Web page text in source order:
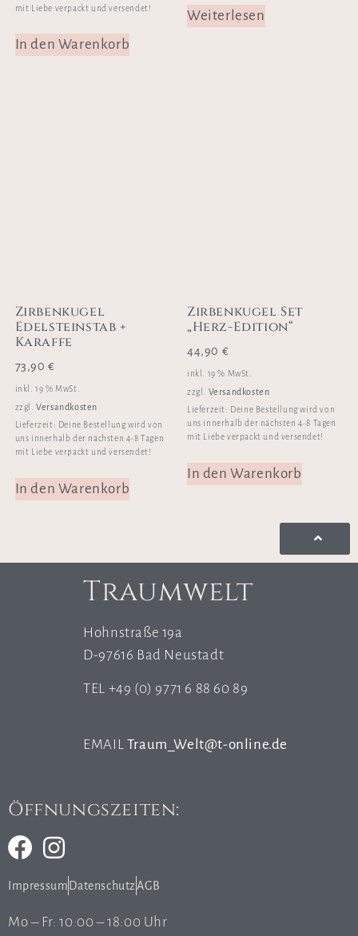
mit Liebe verpackt und versendet!
In den Warenkorb
Weiterlesen
Zirbenkugel
Edelsteinstab +
Karaffe
73,90€
inkl. 19 % MwSt.
zzgl.Versandkosten
Lieferzeit: Deine Bestellung wird von
uns innerhalb der nächsten 4-8 Tagen
mit Liebe verpackt und versendet!
In den Warenkorb
Zirbenkugel Set
„Herz-Edition“
44,90 €
inkl. 19 % MwSt.
zzgl. Versandkosten
Lieferzeit: Deine Bestellung wird von
uns innerhalb der nächsten 4-8 Tagen
mit Liebe verpackt und versendet!
In den Warenkorb
Traumwelt
Hohnstraße 19a
D-97616 Bad Neustadt
TEL +49 (0) 9771 6 88 60 89
EMAIL Traum_Welt@t-online.de
Öffnungszeiten:
Impressum DatenschutzAGB
Mo – Fr: 10:00 – 18:00 Uhr